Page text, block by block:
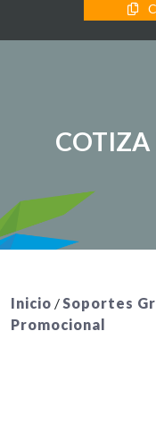
COTIZA
Inicio /Soportes
Promocional